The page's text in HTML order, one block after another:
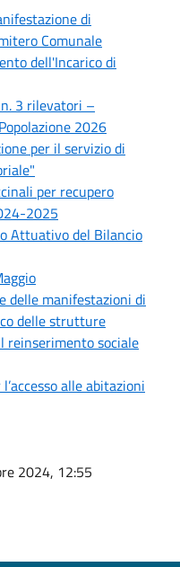
di
Comunale
dell'Incarico di
3 rilevatori –
2026
per il servizio di
per recupero
2025
Attuativo del Bilancio
delle manifestazioni di
delle strutture
reinserimento sociale
alle abitazioni
2024, 12:55